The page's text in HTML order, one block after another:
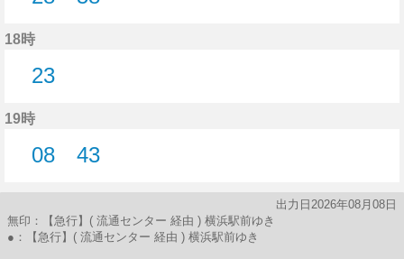
18時
23
19時
08
43
出力日2026年08月08日
無印：【急行】( 流通センター 経由 ) 横浜駅前ゆき
●：【急行】( 流通センター 経由 ) 横浜駅前ゆき